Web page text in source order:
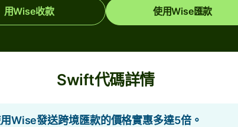
用Wise收款 使用Wise匯款
Swift代碼詳情
Wise發送跨境匯款的價格實惠多達5倍。